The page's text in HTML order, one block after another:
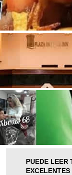
PUEDE LEER